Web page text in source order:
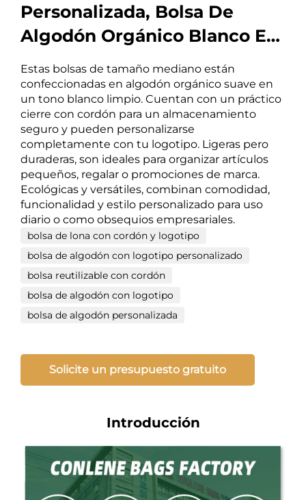
Personalizada, Bolsa De
Algodón Orgánico Blanco En
Lienzo Con Cordón Y
Logotipo
Estas bolsas de tamaño mediano están
confeccionadas en algodón orgánico suave en
un tono blanco limpio. Cuentan con un práctico
cierre con cordón para un almacenamiento
seguro y pueden personalizarse
completamente con tu logotipo. Ligeras pero
duraderas, son ideales para organizar artículos
pequeños, regalar o promociones de marca.
Ecológicas y versátiles, combinan comodidad,
funcionalidad y estilo personalizado para uso
diario o como obsequios empresariales.
bolsa de lona con cordón y logotipo
bolsa de algodón con logotipo personalizado
bolsa reutilizable con cordón
bolsa de algodón con logotipo
bolsa de algodón personalizada
Solicite un presupuesto gratuito
Introducción